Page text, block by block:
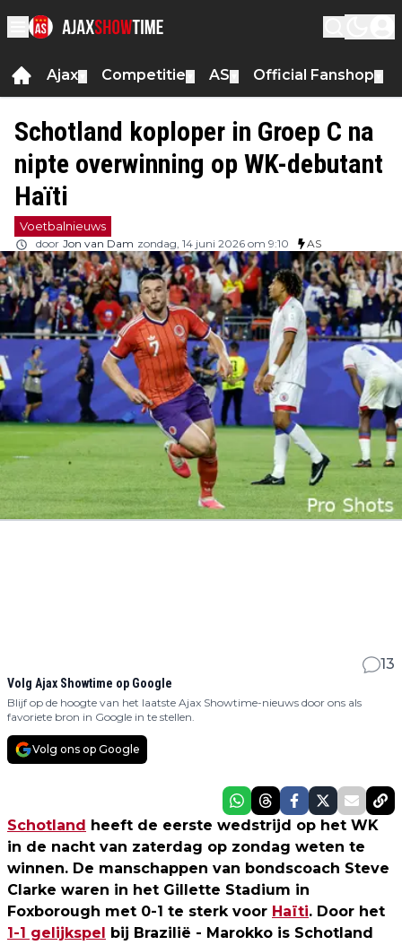
Ajax Competitie AS Official Fanshop
Schotland koploper in Groep C na
nipte overwinning op WK-debutant
Haïti
Voetbalnieuws
door Jon van Dam zondag, 14 juni 2026 om 9:10 AS
13
Volg Ajax Showtime op Google
Blijf op de hoogte van het laatste Ajax Showtime-nieuws door ons als
favoriete bron in Google in te stellen.
Volg ons op Google
Schotland
heeft de eerste wedstrijd op het WK
in de nacht van zaterdag op zondag weten te
winnen. De manschappen van bondscoach Steve
Clarke waren in het Gillette Stadium in
Foxborough met 0-1 te sterk voor Haïti. Door het
1-1 gelijkspel
bij Brazilië - Marokko is Schotland